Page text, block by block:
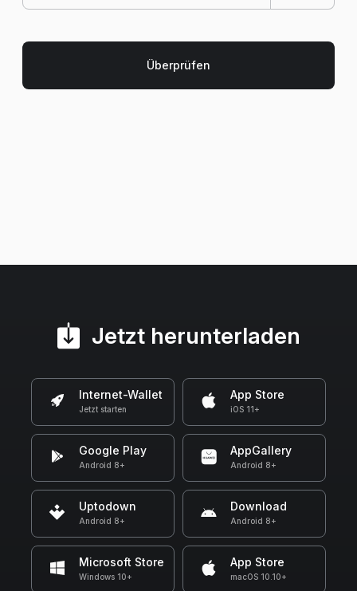
Jetzt herunterladen
Internet-Wallet
Jetzt starten
App Store
iOS 11+
Google Play
Android 8+
AppGallery
Android 8+
Uptodown
Android 8+
Download
Android 8+
Microsoft Store
Windows 10+
App Store
macOS 10.10+